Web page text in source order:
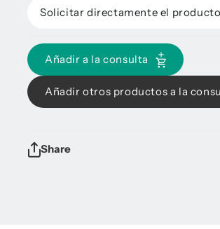
Solicitar directamente el producto
Añadir a la consulta
Añadir otros productos a la
Share